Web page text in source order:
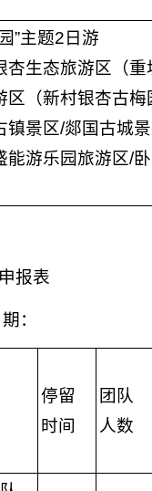
”主题2日游
杏生态旅游区（重
区（新村银杏古
镇景区/郯国古城
能游乐园旅游区/
报表
：
停留
时间
团队
人数